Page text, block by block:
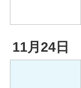
11月24日